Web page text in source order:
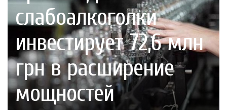
слабоалкоголки
инвестирует 72,6 млн
грн в расширение
мощностей